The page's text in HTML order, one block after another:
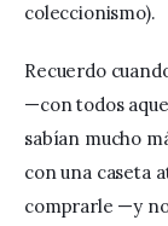
coleccionismo).
Recuerdo
—con todos
sabían mucho
con una caseta
comprarle —y